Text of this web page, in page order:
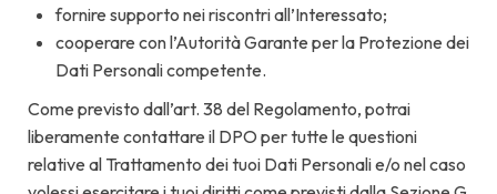
fornire supporto nei riscontri all’Interessato;
cooperare con l’Autorità Garante per la Protezione dei
Dati Personali competente.
Come previsto dall’art. 38 del Regolamento, potrai
liberamente contattare il DPO per tutte le questioni
relative al Trattamento dei tuoi Dati Personali e/o nel caso